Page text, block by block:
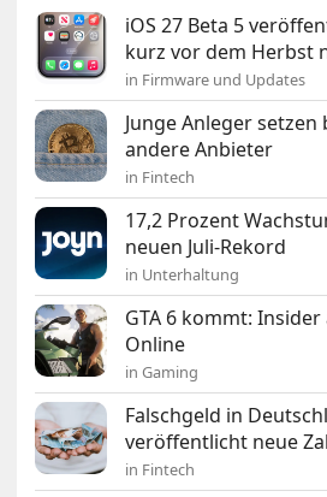
iOS 27 Beta 5
kurz vor dem Herbst
in Firmware und Updates
Junge Anleger
andere Anbieter
in Fintech
17,2 Prozent
neuen Juli-Rekord
in Unterhaltung
GTA 6 kommt:
Online
in Gaming
Falschgeld in
veröffentlicht neue
in Fintech